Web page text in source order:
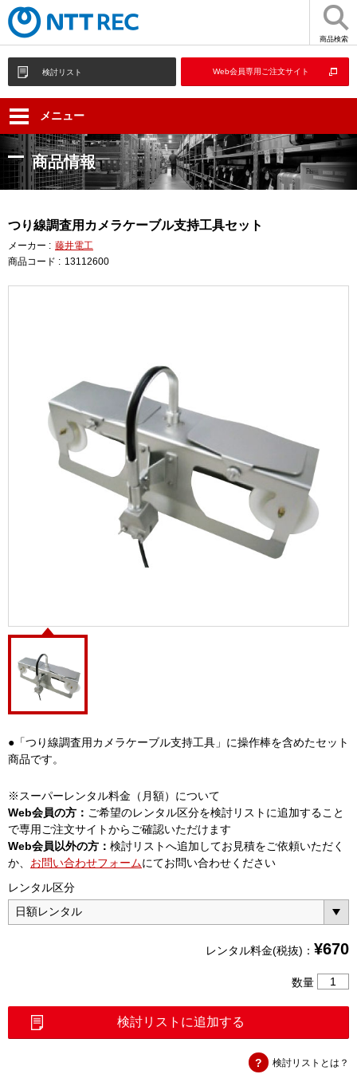
商品検索
検討リスト Web会員専用ご注文サイト
メニュー
商品情報
つり線調査用カメラケーブル支持工具セット
メーカー : 藤井電工
商品コード : 13112600
●「つり線調査用カメラケーブル支持工具」に操作棒を含めたセット
商品です。
※スーパーレンタル料金（月額）について
Web会員の方： ご希望のレンタル区分を検討リストに追加すること
で専用ご注文サイトからご確認いただけます
Web会員以外の方： 検討リストへ追加してお見積をご依頼いただく
か、 お問い合わせフォームにてお問い合わせください
レンタル区分
レンタル料金(税抜)： ¥670
数量
用
検討リストに追加する
検討リストとは？